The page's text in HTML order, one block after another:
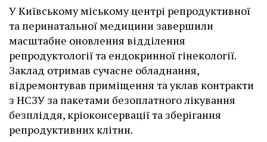
У Київському міському центрі репродуктивної
та перинатальної медицини завершили
масштабне оновлення відділення
репродуктології та ендокринної гінекології.
Заклад отримав сучасне обладнання,
відремонтував приміщення та уклав контракти
з НСЗУ за пакетами безоплатного лікування
безпліддя, кріоконсервації та зберігання
репродуктивних клітин.